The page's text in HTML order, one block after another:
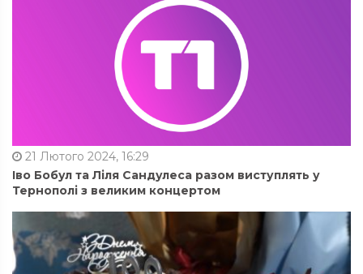
21 Лютого 2024, 16:29
Іво Бобул та Ліля Сандулеса разом виступлять у
Тернополі з великим концертом